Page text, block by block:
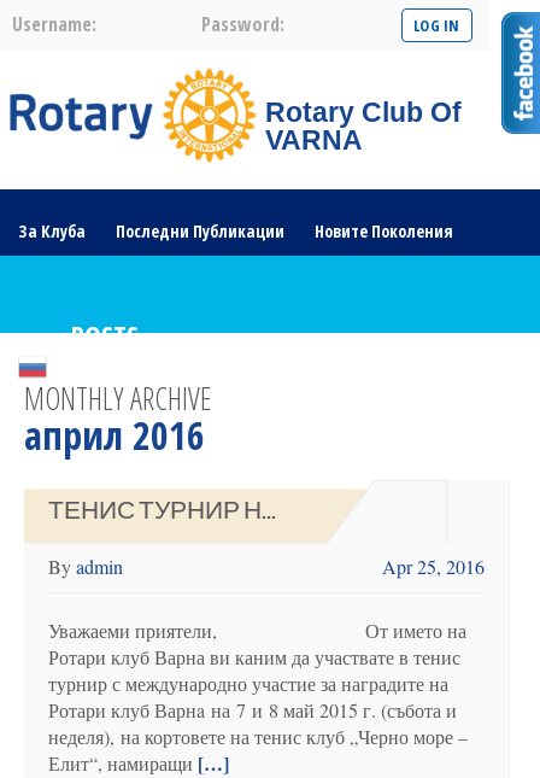
Username: Password:
Rotary Club Of
VARNA
За Клуба Последни Публикации Новите Поколения
POSTS
MONTHLY ARCHIVE
април 2016
ТЕНИС ТУРНИР Н...
Byadmin Apr 25, 2016
Уважаеми приятели, От името на
Ротари клуб Варна ви каним да участвате в тенис
турнир с международно участие за наградите на
Ротари клуб Варнa на 7 и 8 май 2015 г. (събота и
неделя), на кортовете на тенис клуб „Черно море –
Елит“, намиращи […]